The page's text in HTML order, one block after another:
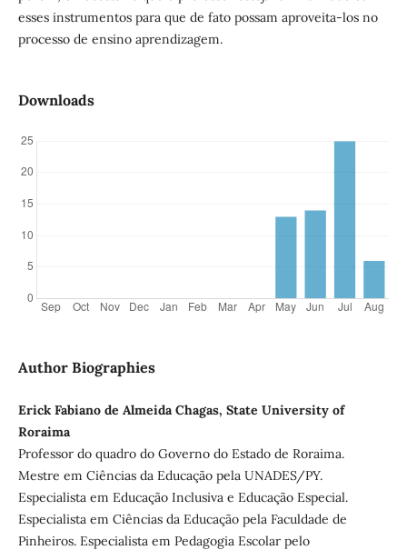
esses instrumentos para que de fato possam aproveita-los no
processo de ensino aprendizagem.
Downloads
Author Biographies
Erick Fabiano de Almeida Chagas, State University of
Roraima
Professor do quadro do Governo do Estado de Roraima.
Mestre em Ciências da Educação pela UNADES/PY.
Especialista em Educação Inclusiva e Educação Especial.
Especialista em Ciências da Educação pela Faculdade de
Pinheiros. Especialista em Pedagogia Escolar pelo